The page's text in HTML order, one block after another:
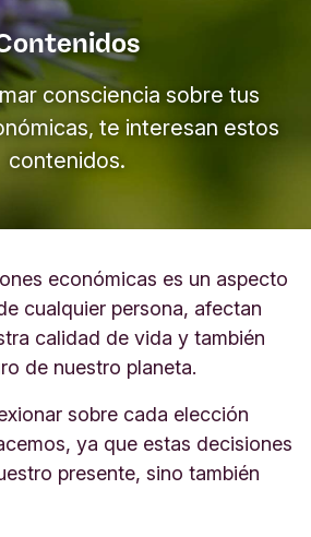
consciencia sobre tus
te interesan estos
contenidos.
económicas es un aspecto
cualquier persona, afectan
calidad de vida y también
de nuestro planeta.
sobre cada elección
ya que estas decisiones
presente, sino también